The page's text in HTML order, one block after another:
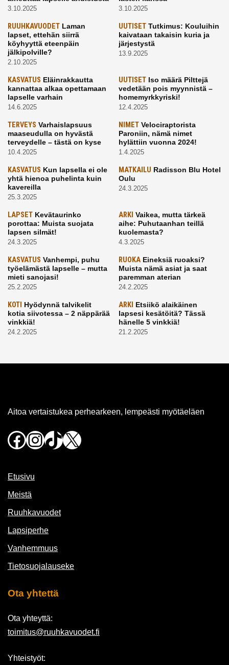
3.10.2025 3.10.2025
RUUHKAVUODET Laman
lapset, ettehän siirrä
köyhyyttä eteenpäin
jälkipolville?
2.10.2025
UUTISETTutkimus: Kouluihin
kaivataan takaisin kuria ja
järjestystä
13.9.2025
KASVATUS Eläinrakkautta
kannattaa alkaa opettamaan
lapselle varhain
14.6.2025
UUTISETIso määrä Pilttejä
vedetään pois myynnistä –
homemyrkkyriski!
12.4.2025
TERVEYS Varhaislapsuus
maaseudulla on hyvästä
terveydelle – tästä on kyse
10.4.2025
NIMETVelociraptorista
Paroniin, nämä nimet
hylättiin vuonna 2024!
1.4.2025
KASVATUS Kun lapsella ei ole
yhtä hienoa puhelinta kuin
kavereilla
25.3.2025
MATKAILU Radisson Blu Hotel
Oulu
24.3.2025
LAPSET Kevätaurinko
porottaa: Muista suojata
lapsen silmät!
24.3.2025
ARKI Vaikea, mutta tärkeä
aihe: Puhutaanhan teillä
kuolemasta?
4.3.2025
KASVATUS Vanhempi, puhu
työelämästä lapselle – mutta
mieti sanojasi!
25.2.2025
RUOKAEineksiä ruoaksi?
Muista nämä asiat ja saat
paremman aterian
24.2.2025
KOTI Hyödynnä talvikelit
kotia siivotessa – 2 näppärää
vinkkiä!
24.2.2025
ARKI Etsiikö alaikäinen
lapsesi kesätöitä? Tässä
hänelle 5 vinkkiä!
21.2.2025
Aitoa vertaistukea perhearkeen, lempeästi myötäeläen
Facebook
Instagram
TikTok
X
Etusivu
Meistä
Ruuhkavuodet
Lapsiperhe
Vanhemmuus
Tietosuojalauseke
Ota yhtettä
Ota yhteyttä:
toimitus@ruuhkavuodet.fi
Yhteistyöt: